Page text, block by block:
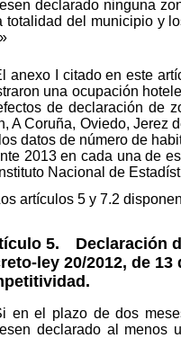
declarado ninguna
totalidad del municipio y
anexo I citado en este
una ocupación
de declaración de
A Coruña, Oviedo, Jerez
datos de número de
2013 en cada una de
Nacional de
artículos 5 y 7.2
5. Declaración
ley 20/2012, de
en el plazo de dos
declarado al menos